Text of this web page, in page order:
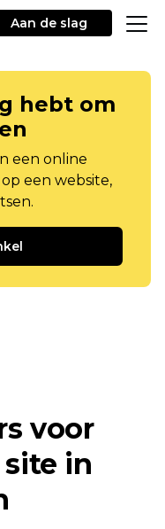
Aan de slag
hebt om
een online
een website,
voor
in